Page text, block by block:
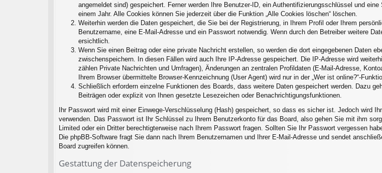
angemeldet sind) gespeichert. Ferner werden Ihre Benutzer-ID, ein Authentifizierungsschlüssel und
einem Jahr. Alle Cookies können Sie jederzeit über die Funktion „Alle Cookies löschen“ löschen.
Weiterhin werden die Daten gespeichert, die Sie bei der Registrierung, in Ihrem Profil oder Ihrem
Benutzername, eine E-Mail-Adresse und ein Passwort notwendig. Wenn durch den Betreiber weitere
ersichtlich.
Wenn Sie einen Beitrag oder eine private Nachricht erstellen, so werden die dort eingegebenen Daten
zwischenspeichern. In diesen Fällen wird auch Ihre IP-Adresse gespeichert. Die IP-Adresse wird
zählen Private Nachrichten und Umfragen), Änderungen an zentralen Profildaten (E-Mail-Adresse,
Ihrem Browser übermittelte Browser-Kennzeichnung (User Agent) wird nur in der „Wer ist online?“-
Schließlich erfordern einzelne Funktionen des Boards, dass weitere Daten gespeichert werden. Dazu
Beiträgen oder explizit von Ihnen gesetzte Lesezeichen oder Benachrichtigungsfunktionen.
Ihr Passwort wird mit einer Einwege-Verschlüsselung (Hash) gespeichert, so dass es sicher ist. Jedoch wird
verwenden. Das Passwort ist Ihr Schlüssel zu Ihrem Benutzerkonto für das Board, also gehen Sie mit ihm
Limited oder ein Dritter berechtigterweise nach Ihrem Passwort fragen. Sollten Sie Ihr Passwort vergessen
Die phpBB-Software fragt Sie dann nach Ihrem Benutzernamen und Ihrer E-Mail-Adresse und sendet
Board zugreifen können.
Gestattung der Datenspeicherung